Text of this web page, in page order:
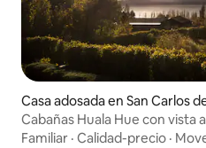
Casa adosada en San Carlos
Cabañas Huala Hue con vista
Familiar · Calidad-precio ·